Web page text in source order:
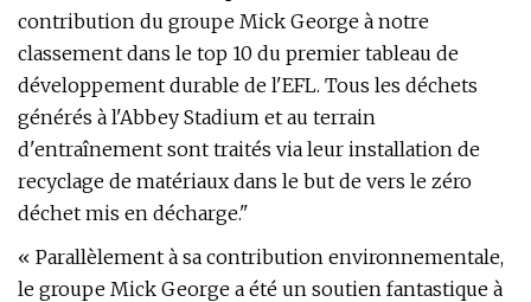
contribution du groupe Mick George à notre
classement dans le top 10 du premier tableau de
développement durable de l'EFL. Tous les déchets
générés à l'Abbey Stadium et au terrain
d'entraînement sont traités via leur installation de
recyclage de matériaux dans le but de vers le zéro
déchet mis en décharge."
« Parallèlement à sa contribution environnementale,
le groupe Mick George a été un soutien fantastique à